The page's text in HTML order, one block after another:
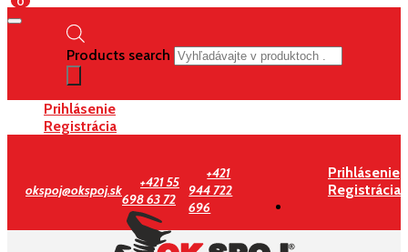
Products search
Prihlásenie
Registrácia
okspoj@okspoj.sk
+421 55
698 63 72
+421
944 722
696
Prihlásenie
Registrácia